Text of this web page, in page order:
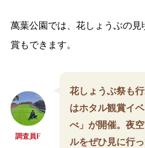
萬葉公園では、花しょうぶの
賞もできます。
調査員F
花しょうぶ祭も
はホタル観賞イ
べ」が開催。夜
ルをぜひ見に行